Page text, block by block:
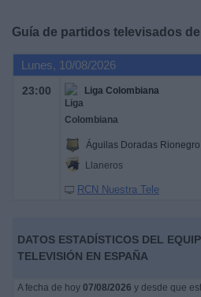
Guía de partidos televisados de
Lunes, 10/08/2026
23:00 Liga Colombiana
Águilas Doradas Rionegro
Llaneros
RCN Nuestra Tele
DATOS ESTADÍSTICOS DEL
TELEVISIÓN EN ESPAÑA
A fecha de hoy 07/08/2026 y desde que
Noticias